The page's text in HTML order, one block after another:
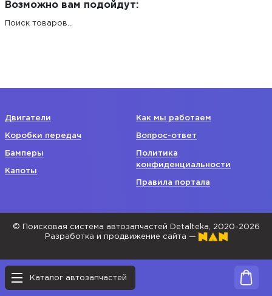
Каталог автозапчастей
Возможно вам подойдут:
Поиск товаров...
Двигатели
Коробки передач
Бамперы
Капоты
Как мы работаем
Вопрос-ответ
Политика
конфиденциальности
Правила портала
© Поисковая система автозапчастей Detalteka, 2020-2026
Разработка и продвижение сайта —